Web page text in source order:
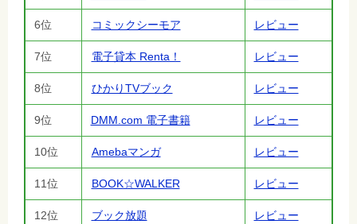
6位 コミックシーモア レビュー
7位 電子貸本 Renta！ レビュー
8位 ひかりTVブック レビュー
9位 DMM.com 電子書籍 レビュー
10位 Amebaマンガ レビュー
11位 BOOK☆WALKER レビュー
12位 ブック放題 レビュー